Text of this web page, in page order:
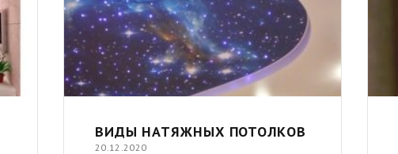
ВИДЫ НАТЯЖНЫХ ПОТОЛКОВ
20.12.2020